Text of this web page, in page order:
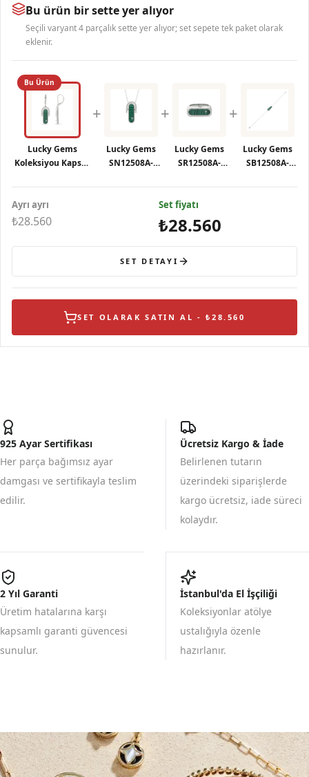
Bu ürün bir sette yer alıyor
Seçili varyant 4 parçalık sette yer alıyor; set sepete tek paket olarak
eklenir.
Bu Ürün
Lucky Gems
Koleksiyou Kapsül
Gümüş Küpe
+
Lucky Gems
SN12508A-
+
Lucky Gems
SR12508A-
+
Lucky Gems
SB12508A-
Ayrı ayrı
₺28.560
Set fiyatı
₺28.560
SET DETAYI
SET OLARAK SATIN AL - ₺28.560
925 Ayar Sertifikası
Her parça bağımsız ayar
damgası ve sertifikayla teslim
edilir.
Ücretsiz Kargo & İade
Belirlenen tutarın
üzerindeki siparişlerde
kargo ücretsiz, iade süreci
kolaydır.
2 Yıl Garanti
Üretim hatalarına karşı
kapsamlı garanti güvencesi
sunulur.
İstanbul'da El İşçiliği
Koleksiyonlar atölye
ustalığıyla özenle
hazırlanır.